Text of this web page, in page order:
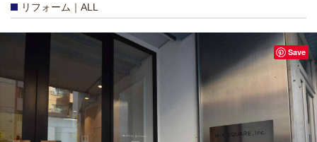
リフォーム｜ALL
Save